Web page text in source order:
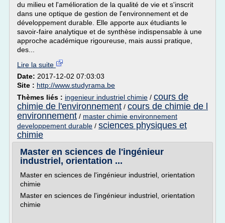
du milieu et l'amélioration de la qualité de vie et s'inscrit
dans une optique de gestion de l'environnement et de
développement durable. Elle apporte aux étudiants le
savoir-faire analytique et de synthèse indispensable à une
approche académique rigoureuse, mais aussi pratique,
des...
Lire la suite
Date: 2017-12-02 07:03:03
Site : http://www.studyrama.be
Thèmes liés : ingenieur industriel chimie / cours de
chimie de l'environnement / cours de chimie de l
environnement / master chimie environnement
developpement durable / sciences physiques et
chimie
Master en sciences de l'ingénieur
industriel, orientation ...
Master en sciences de l'ingénieur industriel, orientation
chimie
Master en sciences de l'ingénieur industriel, orientation
chimie